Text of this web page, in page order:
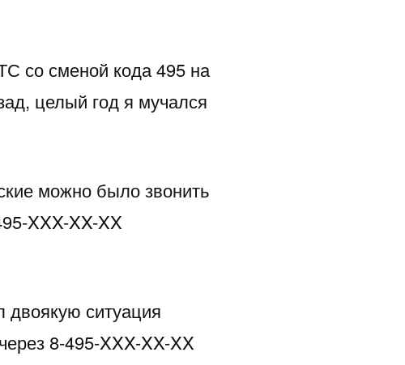
со сменой кода 495 на
целый год я мучался
можно было звонить
XXX-XX-XX
ситуация
8-495-XXX-XX-XX